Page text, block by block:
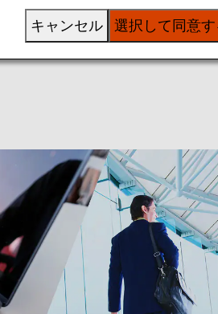
選択して同意す
キャンセル